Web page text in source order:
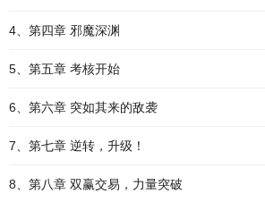
4、第四章 邪魔深渊
5、第五章 考核开始
6、第六章 突如其来的敌袭
7、第七章 逆转，升级！
8、第八章 双赢交易，力量突破